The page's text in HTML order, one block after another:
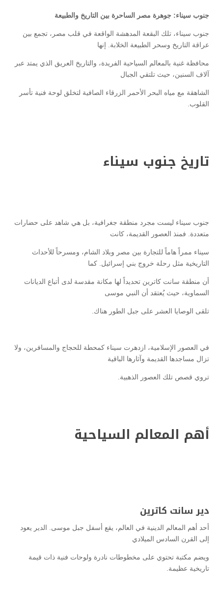
جنوب سيناء: جوهرة مصر الساحرة بين التاريخ والطبيعة
جنوب سيناء، تلك البقعة المدهشة الواقعة في قلب مصر، تجمع بين
عراقة التاريخ وسحر الطبيعة الخلابة. إنها
محافظة غنية بالمعالم السياحية الفريدة، والتاريخ العريق الذي يمتد عبر
آلاف السنين، حيث تلتقي الجبال
الشاهقة مع مياه البحر الأحمر الزرقاء الصافية لتخلق لوحة فنية تأسر
القلوب.
تاريخ جنوب سيناء
جنوب سيناء ليست مجرد منطقة جغرافية، بل هي شاهد على حضارات
متعددة. فمنذ العصور القديمة، كانت
سيناء ممراً هاماً للتجارة بين مصر وبلاد الشام، ومسرحاً للأحداث
التاريخية مثل رحلة خروج بني إسرائيل. كما
أن منطقة سانت كاترين تحديداً لها مكانة مقدسة لدى أتباع الديانات
السماوية، حيث يُعتقد أن النبي موسى
تلقى الوصايا العشر على جبل الطور هناك.
في العصور الإسلامية، ازدهرت سيناء كمحطة للحجاج والمسافرين، ولا
تزال مساجدها القديمة وآثارها الباقية
تروي قصص تلك العصور الذهبية.
أهم المعالم السياحية
دير سانت كاترين
أحد أهم المعالم الدينية في العالم، يقع أسفل جبل موسى. الدير يعود
إلى القرن السادس الميلادي
ويضم مكتبة تحتوي على مخطوطات نادرة ولوحات فنية ذات قيمة
تاريخية عظيمة.